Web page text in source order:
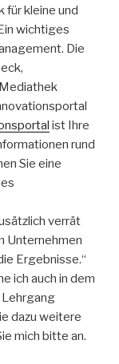
für kleine und
wichtiges
Die
ist Ihre
rund
Sie eine
verrät
Unternehmen
Ergebnisse.“
ich auch in dem
dazu weitere
mich bitte an.